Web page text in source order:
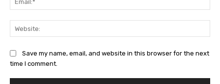
Save my name, email, and website in this browser for the next
time I comment.